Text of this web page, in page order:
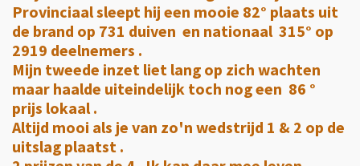
Provinciaal sleept hij een mooie 82° plaats uit
de brand op 731 duiven en nationaal 315° op
2919 deelnemers .
Mijn tweede inzet liet lang op zich wachten
maar haalde uiteindelijk toch nog een 86 °
prijs lokaal .
Altijd mooi als je van zo'n wedstrijd 1 & 2 op de
uitslag plaatst .